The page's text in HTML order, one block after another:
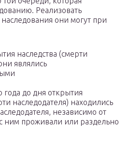
Реализовать
они могут при
наследства (смерти
являлись
до дня открытия
наследодателя) находились
независимо от
ним проживали или раздельно